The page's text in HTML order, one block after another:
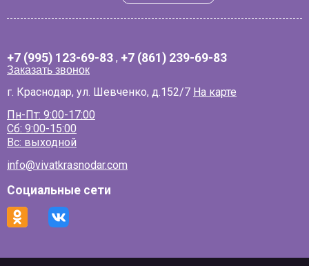
+7 (995) 123-69-83 , +7 (861) 239-69-83
Заказать звонок
г. Краснодар, ул. Шевченко, д.152/7 На карте
Пн-Пт: 9:00-17:00
Сб: 9:00-15:00
Вс: выходной
info@vivatkrasnodar.com
Социальные сети